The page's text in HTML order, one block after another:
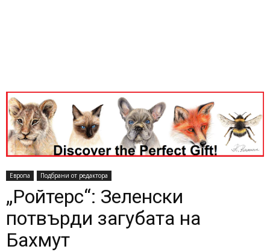
Европа Подбрани от редактора
„Ройтерс“: Зеленски
потвърди загубата на
Бахмут